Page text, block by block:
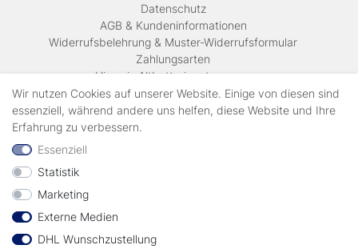
Daten­schutz
AGB & Kundeninformationen
Widerrufsbelehrung & Muster-Widerrufsformular
Zahlungsarten
Hinweis Altbatterieentsorgung
Versandkosten & Lieferinformationen
Zahlungsarten
geprüft durch
Wir nutzen Cookies auf unserer Website. Einige von diesen sind
essenziell, während andere uns helfen, diese Website und Ihre
Erfahrung zu verbessern.
Essenziell
Statistik
Marketing
Externe Medien
DHL Wunschzustellung